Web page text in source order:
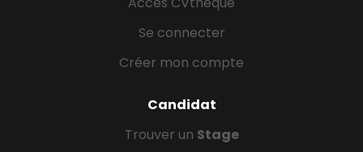
Se connecter
Créer mon compte
Candidat
Trouver un Stage